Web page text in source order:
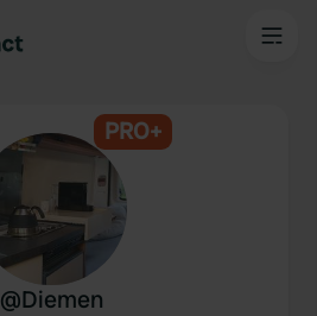
PRO+
@Diemen